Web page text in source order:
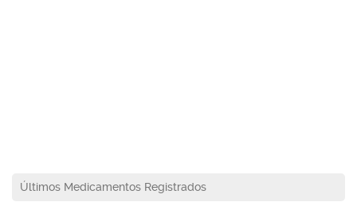
Últimos Medicamentos Registrados